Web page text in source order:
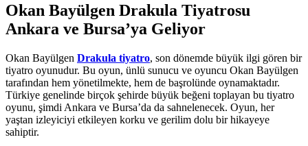
Okan Bayülgen Drakula Tiyatrosu
Ankara ve Bursa’ya Geliyor
Okan Bayülgen Drakula tiyatro, son dönemde büyük ilgi gören bir
tiyatro oyunudur. Bu oyun, ünlü sunucu ve oyuncu Okan Bayülgen
tarafından hem yönetilmekte, hem de başrolünde oynamaktadır.
Türkiye genelinde birçok şehirde büyük beğeni toplayan bu tiyatro
oyunu, şimdi Ankara ve Bursa’da da sahnelenecek. Oyun, her
yaştan izleyiciyi etkileyen korku ve gerilim dolu bir hikayeye
sahiptir.